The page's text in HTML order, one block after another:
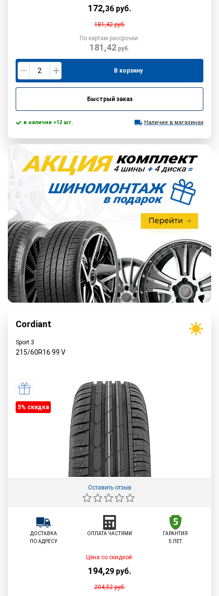
172,36 руб.
181,42руб.
По картам рассрочки:
181,42руб.
В корзину
Быстрый заказ
в наличии >12 шт. Наличие в магазинах
Cordiant
Sport 3
215/60R16 99 V
5% cкидка
Оставить отзыв
ДОСТАВКА
ПО АДРЕСУ
ОПЛАТА ЧАСТЯМИ
ГАРАНТИЯ
5 ЛЕТ
Цена со скидкой:
194,29 руб.
204,52руб.